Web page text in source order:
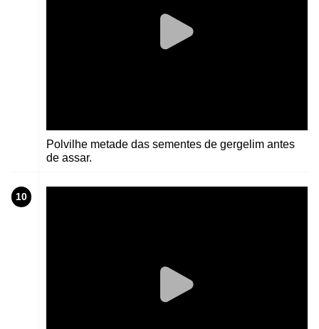
Polvilhe metade das sementes de gergelim antes
de assar.
10